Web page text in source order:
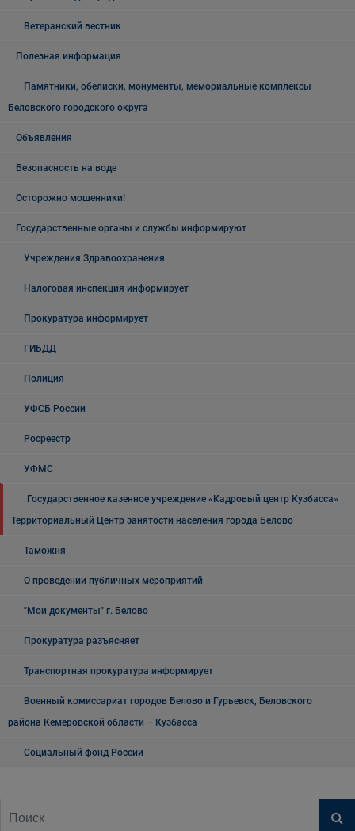
Ветеранский вестник
Полезная информация
Памятники, обелиски, монументы, мемориальные комплексы
Беловского городского округа
Объявления
Безопасность на воде
Осторожно мошенники!
Государственные органы и службы информируют
Учреждения Здравоохранения
Налоговая инспекция информирует
Прокуратура информирует
ГИБДД
Полиция
УФСБ России
Росреестр
УФМС
Государственное казенное учреждение «Кадровый центр Кузбасса»
Территориальный Центр занятости населения города Белово
Таможня
О проведении публичных мероприятий
"Мои документы" г. Белово
Прокуратура разъясняет
Транспортная прокуратура информирует
Военный комиссариат городов Белово и Гурьевск, Беловского
района Кемеровской области – Кузбасса
Социальный фонд России